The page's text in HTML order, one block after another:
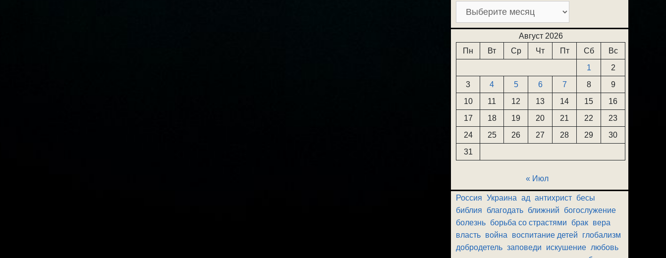
Август 2026
Пн
Вт Ср Чт Пт Сб
Вс
1
2
3
4 5 6 7 8
9
10
11 12 13 14 15
16
17
18 19 20 21 22
23
24
25 26 27 28 29
30
31
« Июл
Россия Украина ад антихрист бесы
библия
благодать ближний
богослужение
болезнь борьба со страстями брак вера
власть война воспитание детей
глобализм
добродетель заповеди искушение любовь